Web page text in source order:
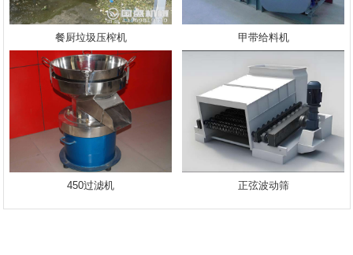
餐厨垃圾压榨机 甲带给料机
450过滤机 正弦波动筛